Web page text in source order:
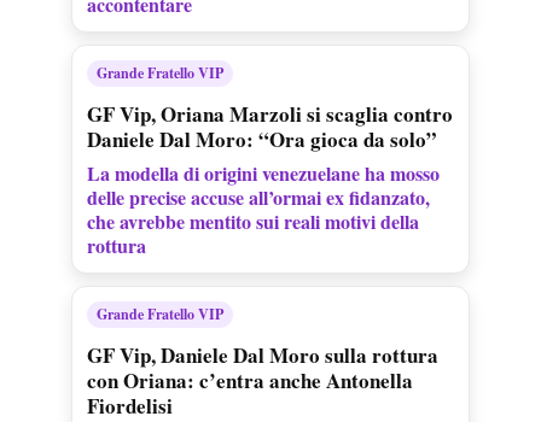
Grande Fratello VIP
GF Vip, Oriana Marzoli si scaglia contro
Daniele Dal Moro: “Ora gioca da solo”
La modella di origini venezuelane ha mosso
delle precise accuse all’ormai ex fidanzato,
che avrebbe mentito sui reali motivi della
rottura
Grande Fratello VIP
GF Vip, Daniele Dal Moro sulla rottura
con Oriana: c’entra anche Antonella
Fiordelisi